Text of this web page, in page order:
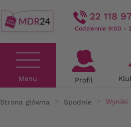
22 118
Codziennie 9:00 -
Menu Profil
Strona główna Spodnie Wyniki